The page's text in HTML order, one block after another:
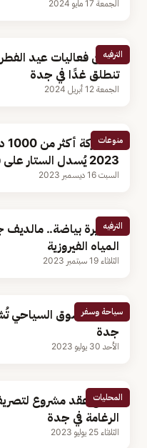
الجمعة 17 مايو 2024
الترفيه
ضمن فعاليات عيد
تنطلق غدًا في جدة
الجمعة 12 أبريل 2024
منوعات
2023 يُسدل الستار على فعالياته
السبت 16 ديسمبر 2023
الترفيه
«جزيرة بياضة..
المياه الفيروزية
الثلاثاء 19 سبتمبر 2023
سياحة وسفر
ثقافة التسوق السياحي
جدة
الأحد 30 يوليو 2023
المحليات
توقيع عقد مشروع
الرغامة في جدة
الثلاثاء 25 يوليو 2023